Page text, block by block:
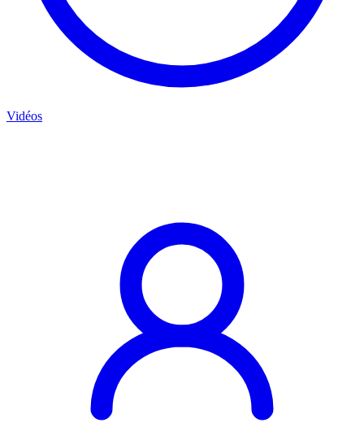
Vidéos